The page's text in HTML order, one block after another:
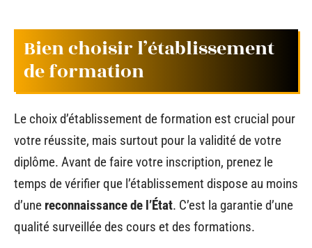
Bien choisir l’établissement
de formation
Le choix d’établissement de formation est crucial pour
votre réussite, mais surtout pour la validité de votre
diplôme. Avant de faire votre inscription, prenez le
temps de vérifier que l’établissement dispose au moins
d’une reconnaissance de l’État. C’est la garantie d’une
qualité surveillée des cours et des formations.